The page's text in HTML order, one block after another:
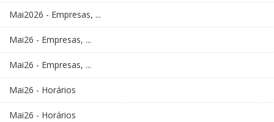
Mai2026 - Empresas, ...
Mai26 - Empresas, ...
Mai26 - Empresas, ...
Mai26 - Horários
Mai26 - Horários